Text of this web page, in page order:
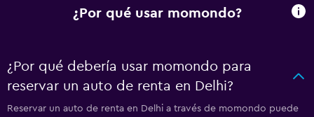
¿Por qué usar momondo?
¿Por qué debería usar momondo para
reservar un auto de renta en Delhi?
Reservar un auto de renta en Delhi a través de momondo puede